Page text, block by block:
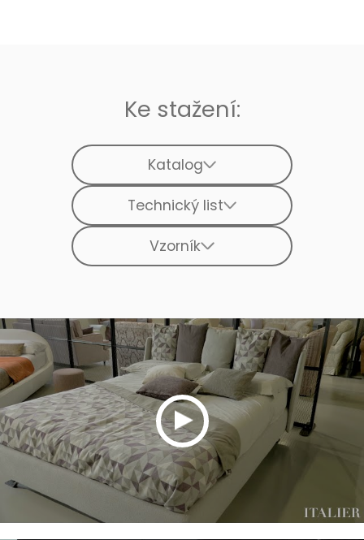
Ke stažení:
Katalog
Technický list
Vzorník